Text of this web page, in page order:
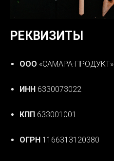
РЕКВИЗИТЫ
ООО «САМАРА-ПРОДУКТ»
ИНН 6330073022
КПП 633001001
ОГРН 1166313120380